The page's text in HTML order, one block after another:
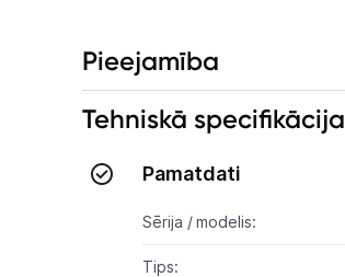
Pieejamība
Tehniskā specifikācija
Pamatdati
Sērija / modelis:
Tips: